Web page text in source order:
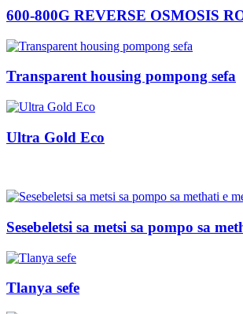
600-800G REVERSE OSMOSIS
Transparent housing pompong sefa
Ultra Gold Eco
Sesebeletsi sa metsi sa pompo sa
Tlanya sefe